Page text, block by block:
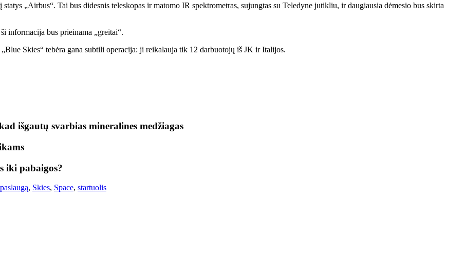
„Airbus“. Tai bus didesnis teleskopas ir matomo IR spektrometras, sujungtas su Teledyne jutikliu, ir daugiausia dėmesio bus skirta
informacija bus prieinama „greitai“.
Skies“ tebėra gana subtili operacija: ji reikalauja tik 12 darbuotojų iš JK ir Italijos.
išgautų svarbias mineralines medžiagas
iki pabaigos?
paslaugą, Skies, Space, startuolis